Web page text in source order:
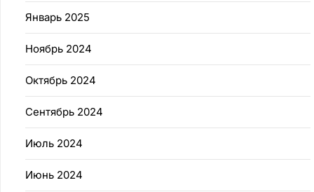
Январь 2025
Ноябрь 2024
Октябрь 2024
Сентябрь 2024
Июль 2024
Июнь 2024